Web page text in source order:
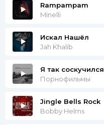
Rampampam
Minelli
Искал Нашёл
Jah Khalib
Я так соскучился
Порнофильмы
Jingle Bells Rock
Bobby Helms